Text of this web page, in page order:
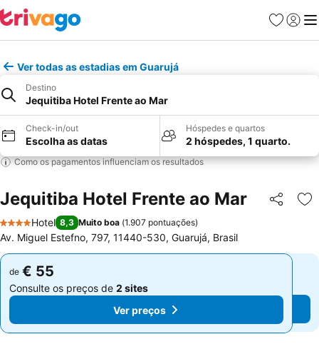
Favoritos
Iniciar
Ver todas as estadias em Guarujá
Destino
Jequitiba Hotel Frente ao Mar
Check-in/out
Escolha as datas
Hóspedes e quartos
2 hóspedes, 1 quarto.
Como os pagamentos influenciam os resultados
Jequitiba Hotel Frente ao Mar Partilhar
4 Estrelas
Hotel 8,3 Muito boa (1.907 pontuações)
Av. Miguel Estefno, 797, 11440-530, Guarujá, Brasil
de € 55
Consulte os preços de 2 sites
Ver preços
de € 55
Consulte os preços de 2 sites
Ver preços